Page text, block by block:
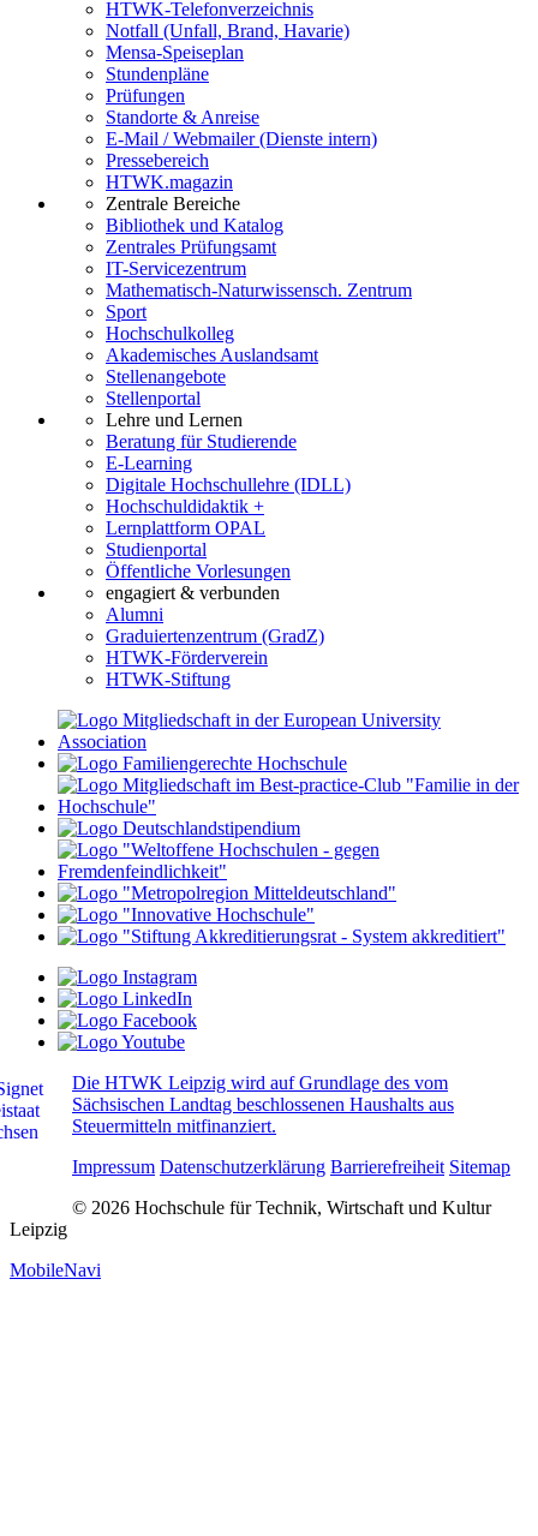
HTWK-Telefonverzeichnis
Notfall (Unfall, Brand, Havarie)
Mensa-Speiseplan
Stundenpläne
Prüfungen
Standorte & Anreise
E-Mail / Webmailer (Dienste intern)
Pressebereich
HTWK.magazin
Zentrale Bereiche
Bibliothek und Katalog
Zentrales Prüfungsamt
IT-Servicezentrum
Mathematisch-Naturwissensch. Zentrum
Sport
Hochschulkolleg
Akademisches Auslandsamt
Stellenangebote
Stellenportal
Lehre und Lernen
Beratung für Studierende
E-Learning
Digitale Hochschullehre (IDLL)
Hochschuldidaktik +
Lernplattform OPAL
Studienportal
Öffentliche Vorlesungen
engagiert & verbunden
Alumni
Graduiertenzentrum (GradZ)
HTWK-Förderverein
HTWK-Stiftung
Die HTWK Leipzig wird auf Grundlage des vom
Sächsischen Landtag beschlossenen Haushalts aus
Steuermitteln mitfinanziert.
Impressum Datenschutzerklärung Barrierefreiheit Sitemap
© 2026 Hochschule für Technik, Wirtschaft und Kultur
Leipzig
MobileNavi